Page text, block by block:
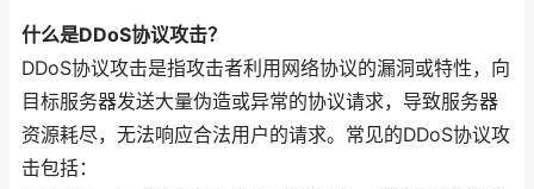
什么是DDoS协议攻击？
DDoS协议攻击是指攻击者利用网络协议的漏洞或特性，向
目标服务器发送大量伪造或异常的协议请求，导致服务器
资源耗尽，无法响应合法用户的请求。常见的DDoS协议攻
击包括：